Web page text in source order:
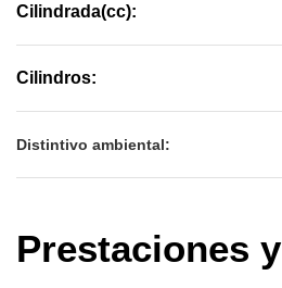
Cilindrada(cc):
Cilindros:
Distintivo ambiental:
Prestaciones y